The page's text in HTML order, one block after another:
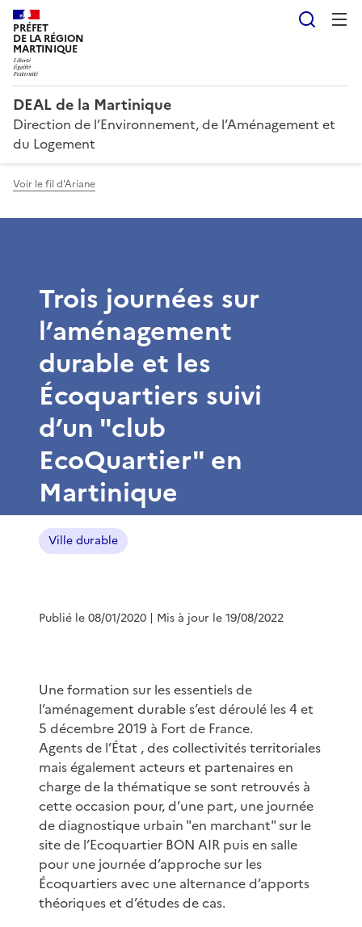
PRÉFET
DE LA RÉGION
MARTINIQUE
DEAL de la Martinique
Direction de l’Environnement, de l’Aménagement et
du Logement
Voir le fil d'Ariane
Trois journées sur
l’aménagement
durable et les
Écoquartiers suivi
d’un "club
EcoQuartier" en
Martinique
Ville durable
Publié le 08/01/2020 | Mis à jour le 19/08/2022
Une formation sur les essentiels de
l’aménagement durable s’est déroulé les 4 et
5 décembre 2019 à Fort de France.
Agents de l’État , des collectivités territoriales
mais également acteurs et partenaires en
charge de la thématique se sont retrouvés à
cette occasion pour, d’une part, une journée
de diagnostique urbain "en marchant" sur le
site de l’Ecoquartier BON AIR puis en salle
pour une journée d’approche sur les
Écoquartiers avec une alternance d’apports
théoriques et d’études de cas.